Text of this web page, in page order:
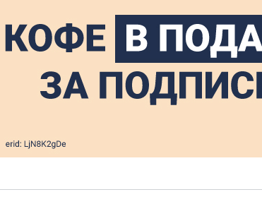
выпечкой, полноценно позавтракать и